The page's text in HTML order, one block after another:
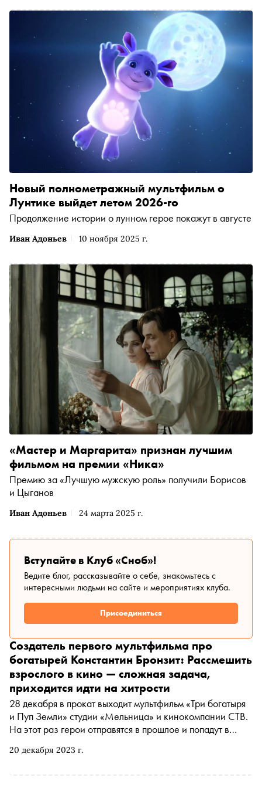
анимационных произведений наших дней, — в
Иван Адоньев 10 ноября 2025 г.
Новый полнометражный мультфильм о
Лунтике выйдет летом 2026-го
Продолжение истории о лунном герое покажут в августе
Иван Адоньев 24 марта 2025 г.
«Мастер и Маргарита» признан лучшим
фильмом на премии «Ника»
Премию за «Лучшую мужскую роль» получили Борисов
и Цыганов
Вступайте в Клуб «Сноб»!
Ведите блог, рассказывайте о себе, знакомьтесь с
интересными людьми на сайте и мероприятиях клуба.
Присоединиться
20 декабря 2023 г.
Создатель первого мультфильма про
богатырей Константин Бронзит: Рассмешить
взрослого в кино — сложная задача,
приходится идти на хитрости
28 декабря в прокат выходит мультфильм «Три богатыря
и Пуп Земли» студии «Мельница» и кинокомпании СТВ.
На этот раз герои отправятся в прошлое и попадут в
интервью «Снобу» режиссер и создатель первого